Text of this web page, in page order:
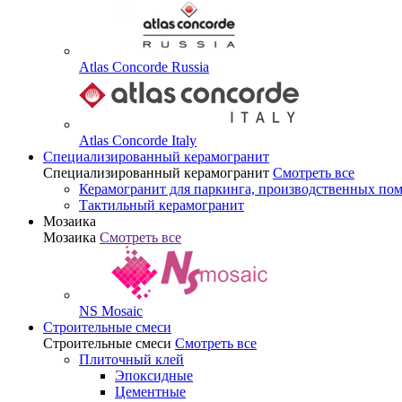
Atlas Concorde Russia
Atlas Concorde Italy
Специализированный керамогранит
Специализированный керамогранит Смотреть все
Керамогранит для паркинга, производственных
Тактильный керамогранит
Мозаика
Мозаика Смотреть все
NS Mosaic
Строительные смеси
Строительные смеси Смотреть все
Плиточный клей
Эпоксидные
Цементные